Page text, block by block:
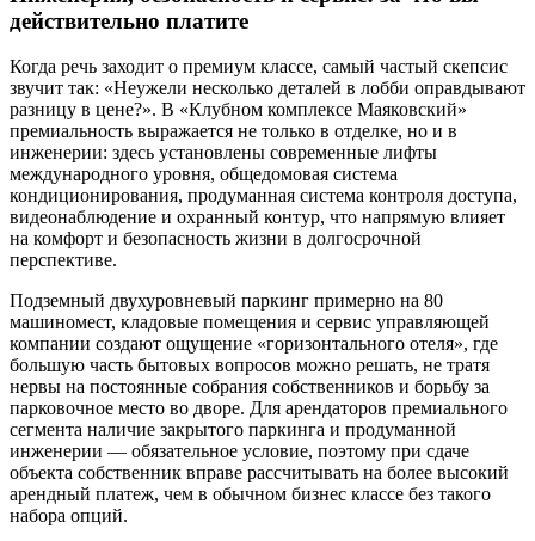
действительно платите
Когда речь заходит о премиум классе, самый частый скепсис
звучит так: «Неужели несколько деталей в лобби оправдывают
разницу в цене?». В «Клубном комплексе Маяковский»
премиальность выражается не только в отделке, но и в
инженерии: здесь установлены современные лифты
международного уровня, общедомовая система
кондиционирования, продуманная система контроля доступа,
видеонаблюдение и охранный контур, что напрямую влияет
на комфорт и безопасность жизни в долгосрочной
перспективе.
Подземный двухуровневый паркинг примерно на 80
машиномест, кладовые помещения и сервис управляющей
компании создают ощущение «горизонтального отеля», где
большую часть бытовых вопросов можно решать, не тратя
нервы на постоянные собрания собственников и борьбу за
парковочное место во дворе. Для арендаторов премиального
сегмента наличие закрытого паркинга и продуманной
инженерии — обязательное условие, поэтому при сдаче
объекта собственник вправе рассчитывать на более высокий
арендный платеж, чем в обычном бизнес классе без такого
набора опций.